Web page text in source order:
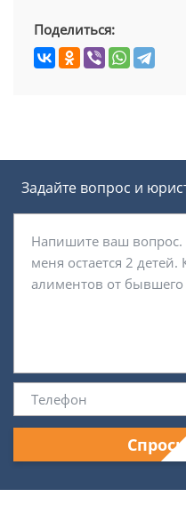
Поделиться:
Задайте вопрос и